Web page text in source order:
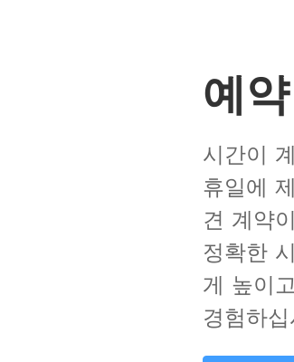
예
시간이
휴일에
견 계약
정확한
게 높이
경험하